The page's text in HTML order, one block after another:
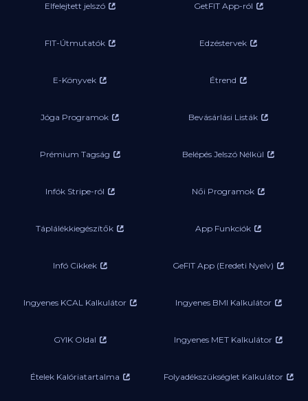
Elfelejtett jelszó GetFIT App-ról
FIT-Útmutatók Edzéstervek
E-Könyvek Étrend
Jóga Programok Bevásárlási Listák
Prémium Tagság Belépés Jelszó Nélkül
Infók Stripe-ról Női Programok
Táplálékkiegészítők App Funkciók
Infó Cikkek GeFIT App (Eredeti Nyelv)
Ingyenes KCAL Kalkulátor Ingyenes BMI Kalkulátor
GYIK Oldal Ingyenes MET Kalkulátor
Ételek Kalóriatartalma Folyadékszükséglet Kalkulátor